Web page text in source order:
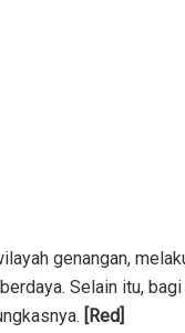
genangan,
Selain itu,
[Red]